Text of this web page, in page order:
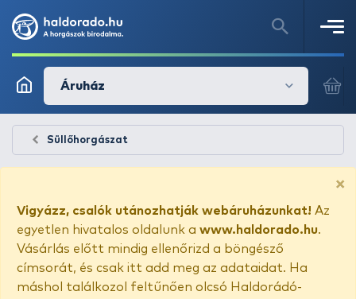
Áruház
Süllőhorgászat
×
Vigyázz, csalók utánozhatják webáruházunkat! Az
egyetlen hivatalos oldalunk a www.haldorado.hu.
Vásárlás előtt mindig ellenőrizd a böngésző
címsorát, és csak itt add meg az adataidat. Ha
máshol találkozol feltűnően olcsó Haldorádó-